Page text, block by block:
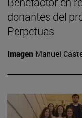
donantes del
Perpetuas
Imagen Manuel